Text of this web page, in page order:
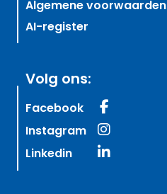
Algemene voorwaarden
AI-register
Volg ons:
Facebook
Instagram
Linkedin